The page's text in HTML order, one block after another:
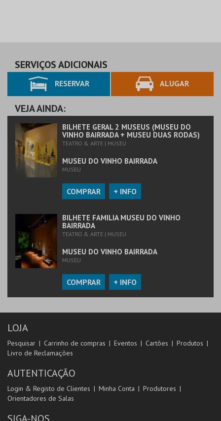
SERVIÇOS ADICIONAIS
RESERVAR ALUGAR
VEJA AINDA:
BILHETE GERAL 2 MUSEUS (MUSEU DO
VINHO BAIRRADA + MUSEU DUAS RODAS)
TEATRO & ARTE | MUSEU
MUSEU DO VINHO BAIRRADA
MUSEU
COMPRAR + INFO
BILHETE FAMILIA MUSEU DO VINHO
BAIRRADA
TEATRO & ARTE | MUSEU
MUSEU DO VINHO BAIRRADA
MUSEU
COMPRAR + INFO
LOJA
Pesquisar Carrinho de compras Eventos Cartões
Produtos
Livro de Reclamações
AUTENTICAÇÃO
Login & Registo de Clientes Minha Conta
Produtores
Orientadores de Salas